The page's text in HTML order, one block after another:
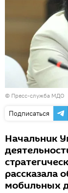
© Пресс-служба МДО
Подписаться
Начальник
рассказала
мобильных